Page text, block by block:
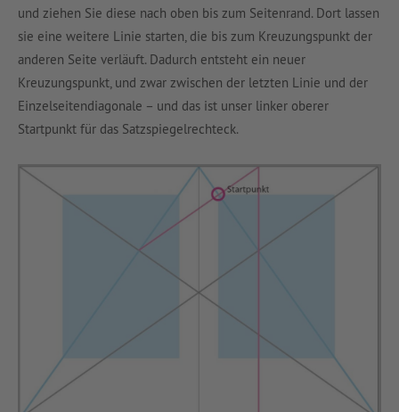
und ziehen Sie diese nach oben bis zum Seitenrand. Dort lassen
sie eine weitere Linie starten, die bis zum Kreuzungspunkt der
anderen Seite verläuft. Dadurch entsteht ein neuer
Kreuzungspunkt, und zwar zwischen der letzten Linie und der
Einzelseitendiagonale – und das ist unser linker oberer
Startpunkt für das Satzspiegelrechteck.